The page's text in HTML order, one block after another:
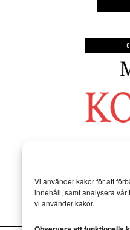
Vi använder kakor för att
innehåll, samt analysera vår
vi använder kakor.